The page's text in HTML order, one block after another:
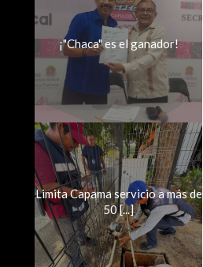
¡"Chaca" es el ganador!
Limita Capama servicio a más de
50 [...]